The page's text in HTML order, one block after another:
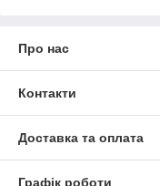
Про нас
Контакти
Доставка та оплата
Графік роботи